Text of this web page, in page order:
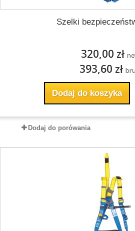
Szelki
320,00 zł
393,60 zł
Dodaj do koszyka
Dodaj do porówania